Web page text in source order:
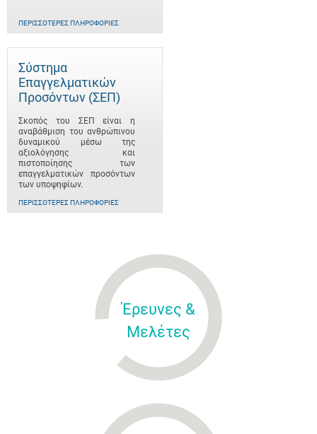
ΠΕΡΙΣΣΌΤΕΡΕΣ ΠΛΗΡΟΦΟΡΊΕΣ
Σύστημα
Επαγγελματικών
Προσόντων (ΣΕΠ)
Σκοπός του ΣΕΠ είναι η
αναβάθμιση του ανθρώπινου
δυναμικού μέσω της
αξιολόγησης και
πιστοποίησης των
επαγγελματικών προσόντων
των υποψηφίων.
ΠΕΡΙΣΣΌΤΕΡΕΣ ΠΛΗΡΟΦΟΡΊΕΣ
Έρευνες &
Μελέτες